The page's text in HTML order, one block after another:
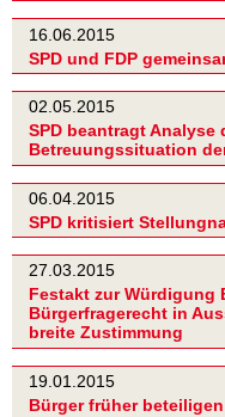
16.06.2015
SPD und FDP
02.05.2015
SPD beantragt
Betreuungssituation
06.04.2015
SPD kritisiert
27.03.2015
Festakt zur Würdigung
Bürgerfragerecht in
breite Zustimmung
19.01.2015
Bürger früher beteiligen